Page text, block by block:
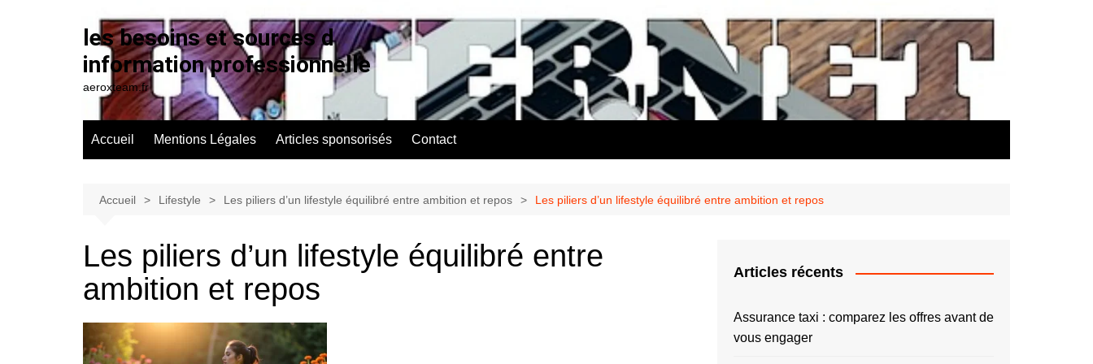
les besoins et sources d
information professionnelle
aeroxteam.fr
Accueil Mentions Légales Articles sponsorisés Contact
Accueil Lifestyle Les piliers d’un lifestyle équilibré entre ambition et repos Les piliers d’un lifestyle équilibré entre ambition et repos
Les piliers d’un lifestyle équilibré entre
ambition et repos
Articles récents
Assurance taxi : comparez les offres avant de
vous engager